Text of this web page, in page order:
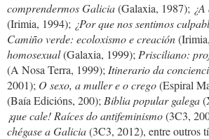
comprendermos Galicia(Galaxia, 1987);
(Irimia, 1994); ¿Por que nos sentimos
Camiño verde: ecoloxismo e creación
homosexual(Galaxia, 1999); Prisciliano:
(A Nosa Terra, 1999); Itinerario da
2001); O sexo, a muller e o crego(Espiral
(Baía Edicións, 200); Biblia popular galega
¡que cale! Raíces do antifeminismo(3C3,
chégase a Galicia(3C3, 2012), entre outros